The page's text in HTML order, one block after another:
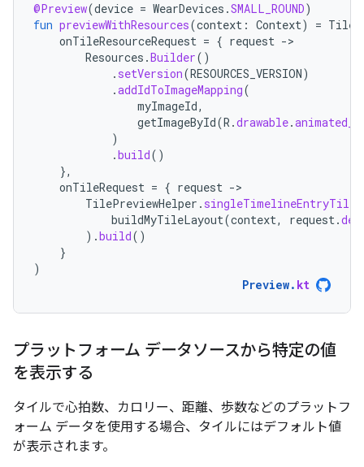
@Preview(device = WearDevices .SMALL_ROUND)
fun previewWithResources(context : Context) =
onTileResourceRequest = { request -
Resources .Builder()
. setVersion(RESOURCES_VERSION)
.addIdToImageMapping(
myImageId,
getImageById(R .drawable.
)
.build()
},
onTileRequest = { request -
TilePreviewHelper .
buildMyTileLayout(context, request.
).build()
}
)
Preview. kt
プラットフォーム データソースから特定の値
を表示する
タイルで心拍数、カロリー、距離、歩数などのプラットフ
ォーム データを使用する場合、タイルにはデフォルト値
が表示されます。